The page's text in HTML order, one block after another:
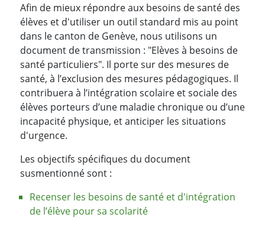
Afin de mieux répondre aux besoins de santé des
élèves et d'utiliser un outil standard mis au point
dans le canton de Genève, nous utilisons un
document de transmission : "Elèves à besoins de
santé particuliers". Il porte sur des mesures de
santé, à l’exclusion des mesures pédagogiques. Il
contribuera à l’intégration scolaire et sociale des
élèves porteurs d’une maladie chronique ou d’une
incapacité physique, et anticiper les situations
d'urgence.
Les objectifs spécifiques du document
susmentionné sont :
Recenser les besoins de santé et d'intégration
de l’élève pour sa scolarité